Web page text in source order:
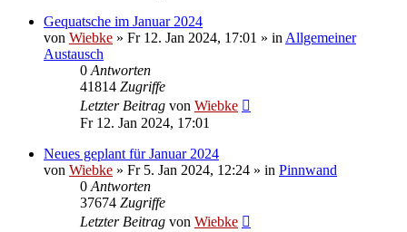
Gequatsche im Januar 2024
von Wiebke » Fr 12. Jan 2024, 17:01 » inAllgemeiner
Austausch
0Antworten
41814 Zugriffe
Letzter Beitrag von Wiebke
Fr 12. Jan 2024, 17:01
Neues geplant für Januar 2024
von Wiebke » Fr 5. Jan 2024, 12:24 » in Pinnwand
0Antworten
37674 Zugriffe
Letzter Beitrag von Wiebke